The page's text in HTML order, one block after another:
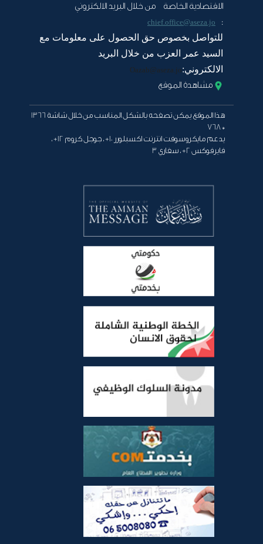
الاقتصادية الخاصة من خلال البريد الالكتروني
:
chief.office@aseza.jo
للتواصل بخصوص حق الحصول على معلومات مع
السيد عمر العزب من خلال البريد
الالكتروني:Oazab@aseza.jo
مشاهدة الموقع
هذا الموقع يمكن تصفحه بالشكل المناسب من خلال شاشة 1366
* 768
يدعم مايكروسوفت انترنت اكسبلورر 10+ ، جوجل كروم 12+ ،
فايرفوكس 2+ ، سفاري 3